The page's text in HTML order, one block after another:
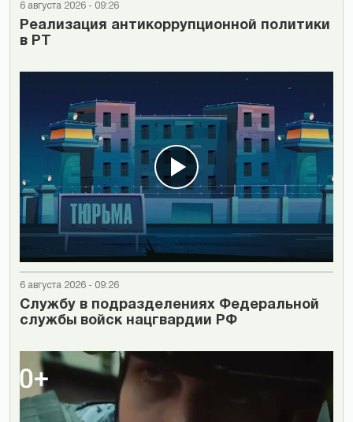
6 августа 2026 - 09:26
Реализация антикоррупционной политики
в РТ
6 августа 2026 - 09:26
Cлужбу в подразделениях Федеральной
службы войск нацгвардии РФ